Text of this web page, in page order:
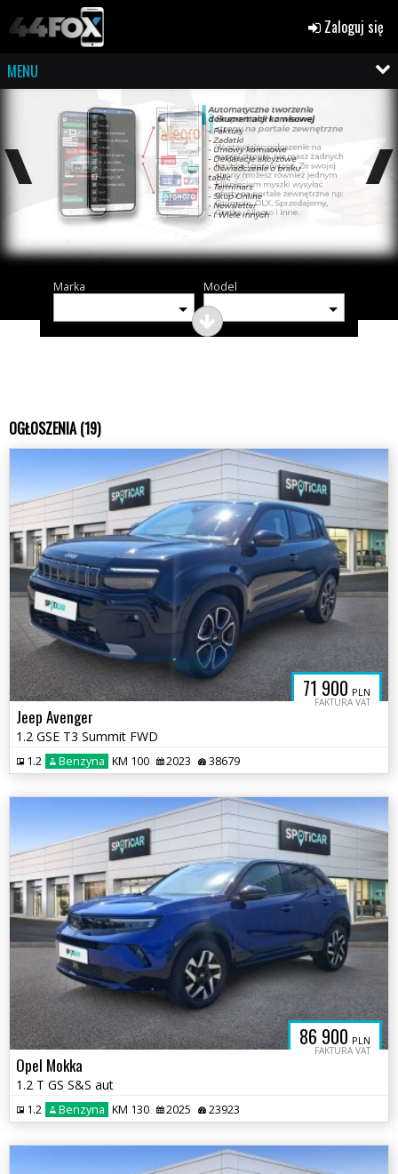
Zaloguj się
MENU
Marka Model
OGŁOSZENIA (19)
71 900 PLN
FAKTURA VAT
Jeep Avenger
1.2 GSE T3 Summit FWD
1.2 Benzyna KM 100 2023 38679
86 900 PLN
FAKTURA VAT
Opel Mokka
1.2 T GS S&S aut
1.2 Benzyna KM 130 2025 23923